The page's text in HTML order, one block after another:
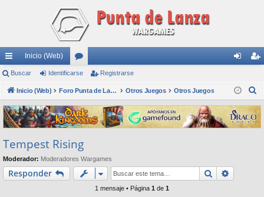
nl
ac
es
rá
pi
do
s
Inicio (Web)
or
os nti
fic
ar
ist
ra
rs
Buscar Identificarse Registrarse
Inicio (Web) Foro Punta de Lanza Wargames Otros Juegos Otros Juegos
s
c
Tempest Rising
Moderador: Moderadores Wargames
Responder Buscar
1 mensaje • Página 1 de 1